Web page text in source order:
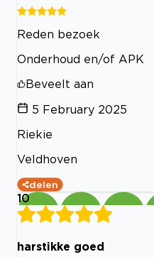
Reden bezoek
Onderhoud en/of APK
Beveelt aan
5 February 2025
Riekie
Veldhoven
delen
10
harstikke goed